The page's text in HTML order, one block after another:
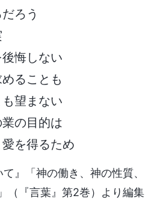
ろう
悔しない
ることも
望まない
の目的は
を得るため
』「神の働き、神の性質、
（『言葉』第2巻）より編集